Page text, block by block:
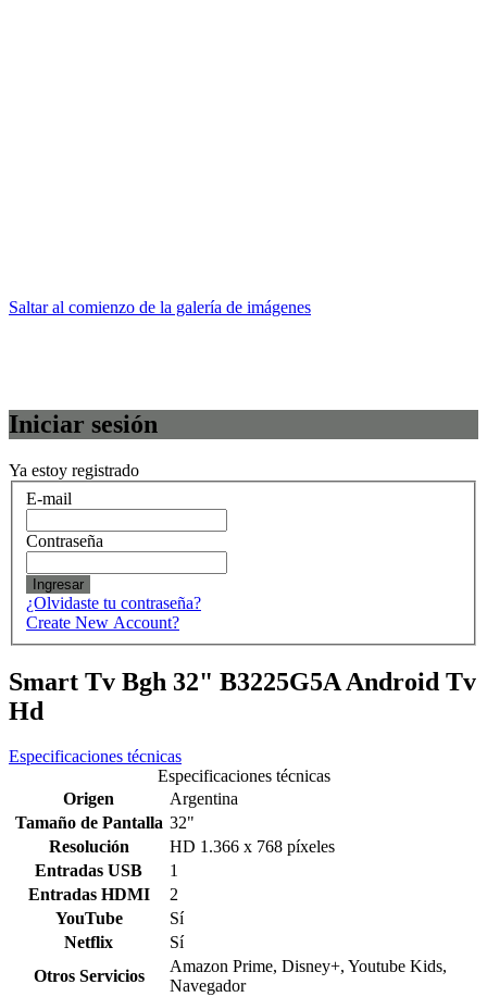
Saltar al comienzo de la galería de imágenes
Iniciar sesión
Ya estoy registrado
E-mail
Contraseña
Ingresar
¿Olvidaste tu contraseña?
Create New Account?
Smart Tv Bgh 32" B3225G5A Android Tv
Hd
Especificaciones técnicas
Especificaciones técnicas
Origen
Argentina
Tamaño de Pantalla 32"
Resolución
HD 1.366 x 768 píxeles
Entradas USB
1
Entradas HDMI
2
YouTube
Sí
Netflix
Sí
Otros Servicios
Amazon Prime, Disney+, Youtube Kids,
Navegador